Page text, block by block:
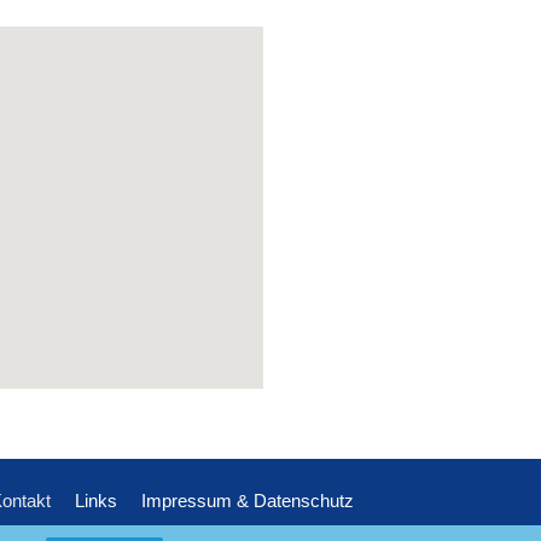
Links Impressum & Datenschutz